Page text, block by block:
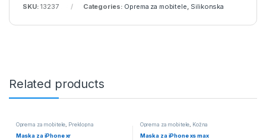
SKU:13237 Categories: Oprema za mobitele Silikonska
Related products
Oprema za mobitele Preklopna
Maska za iPhone xr
Oprema za mobitele Kožna
Maska za iPhone xs max